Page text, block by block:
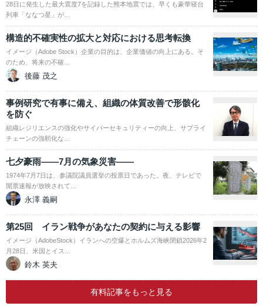
28日に発生した最大震度7を記録した熊本地震では、早くも豪華寝台
列車「ななつ星」が…
構造的不確実性の拡大と対応における思考転換
イメージ（Adobe Stock）企業の目的は、企業価値の向上にある。そ
のため、将来の不確…
後藤 茂之
事例研究で有事に備え、組織の体質改善で形骸化
を防ぐ
組織レジリエンスの強化やサイバーセキュリティーの向上、サプライ
チェーンの強靭化な…
七夕豪雨――7月の気象災害――
1974年7月7日は、参議院議員選挙の投票日であった。夜、テレビで
開票速報が放映されて…
永澤 義嗣
第25回 イラン戦争があなたの契約に与える影響
イメージ（AdobeStock）イランへの空爆とホルムズ海峡閉鎖2026年2
月28日、米国とイス…
鈴木 英夫
有料記事をもっと見る